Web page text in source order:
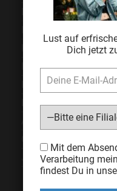
Lust auf
Dich jetzt
Bitte lasse dieses
Mit dem
Verarbeitung
findest Du in
Bonuscard
Expansion
Impressum
Datenschutz
Jugendschutz